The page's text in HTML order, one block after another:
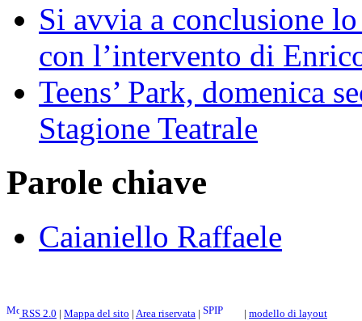
Si avvia a conclusione
con l’intervento di
Teens’ Park, domenica
Stagione Teatrale
Parole chiave
Caianiello Raffaele
RSS 2.0 | Mappa del sito | Area riservata | | modello di layout